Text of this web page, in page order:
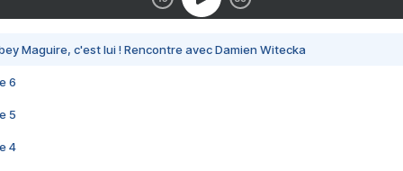
Maguire, c'est lui ! Rencontre avec Damien Witecka
6
5
4